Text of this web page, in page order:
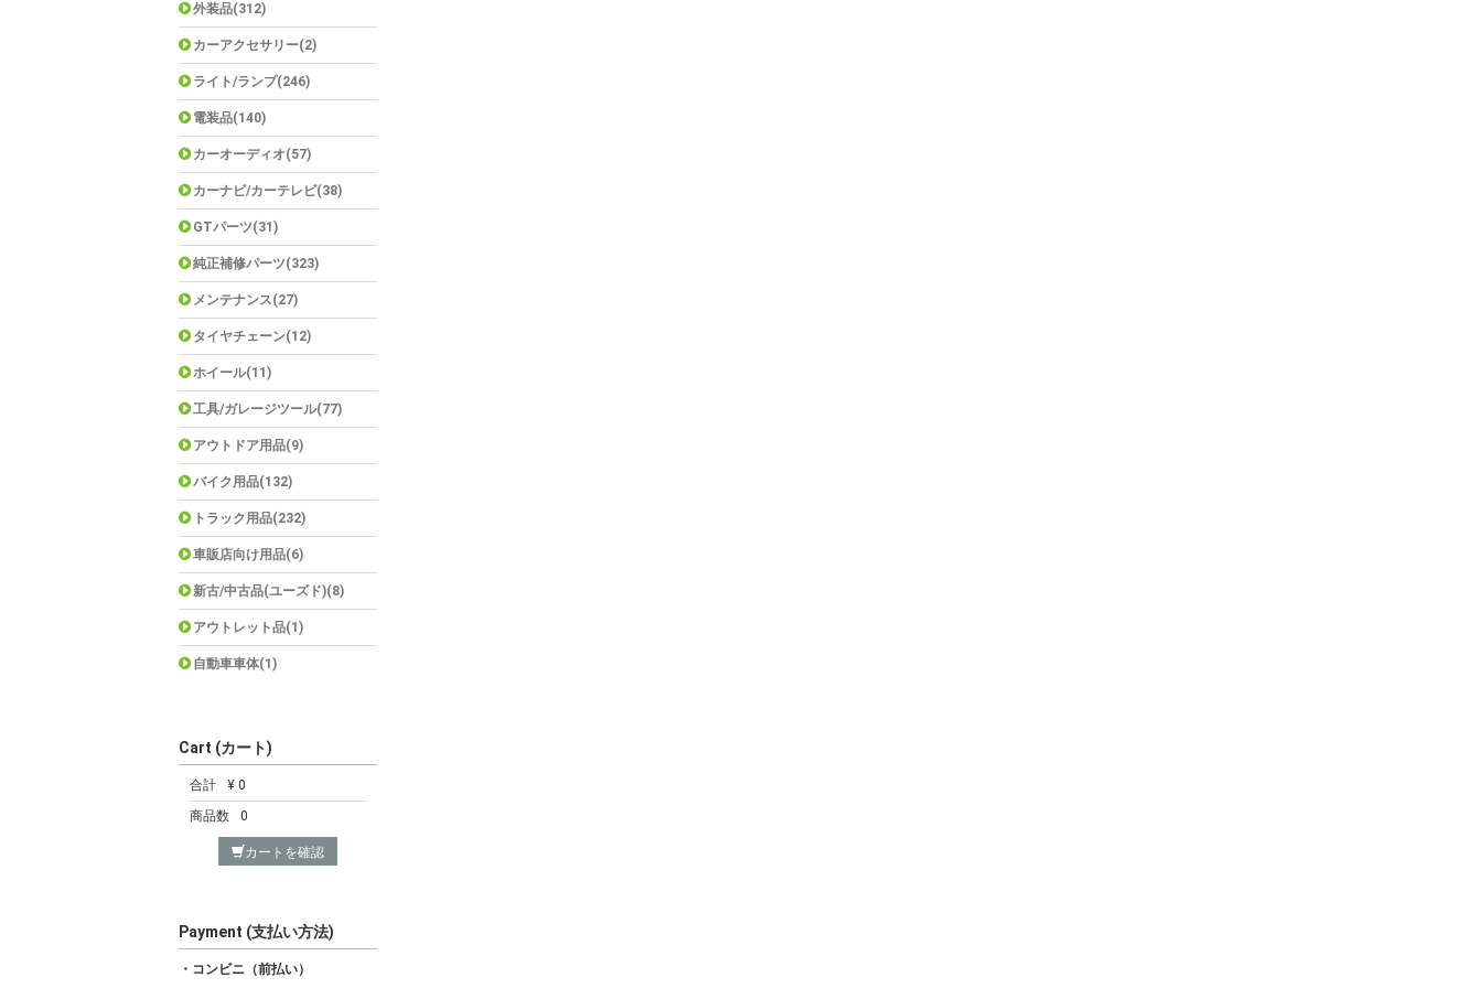
外装品(312)
カーアクセサリー(2)
ライト/ランプ(246)
電装品(140)
カーオーディオ(57)
カーナビ/カーテレビ(38)
GTパーツ(31)
純正補修パーツ(323)
メンテナンス(27)
タイヤチェーン(12)
ホイール(11)
工具/ガレージツール(77)
アウトドア用品(9)
バイク用品(132)
トラック用品(232)
車販店向け用品(6)
新古/中古品(ユーズド)(8)
アウトレット品(1)
自動車車体(1)
Cart (カート)
合計
¥ 0
商品数
0
カートを確認
Payment (支払い方法)
・コンビニ（前払い）